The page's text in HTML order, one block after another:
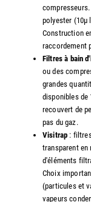
compresseurs.
polyester (10µ
Construction
raccordement
Filtres à bain
ou des
grandes
disponibles de
recouvert de
pas du gaz.
Visitrap :
transparent en
d'éléments
Choix
(particules et
vapeurs